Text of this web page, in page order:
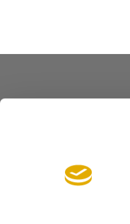
Barrierefreiheit